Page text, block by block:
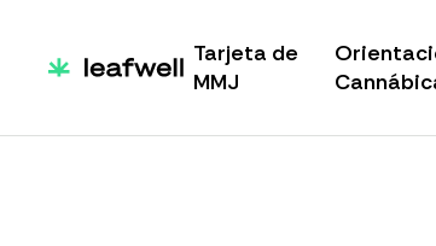
Tarjeta de
MMJ